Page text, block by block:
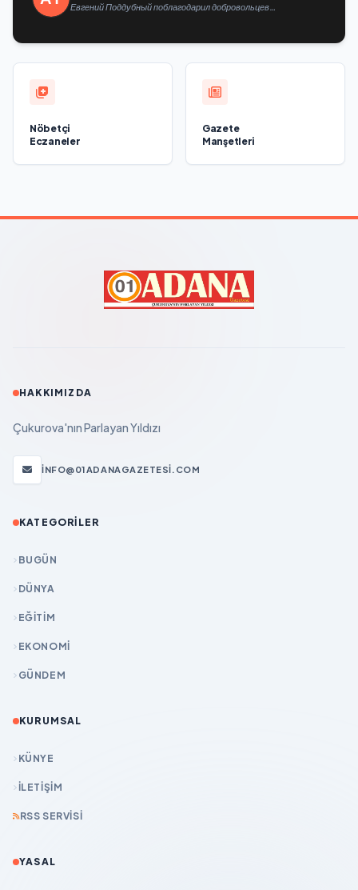
Евгений Поддубный поблагодарил добровольцев
Nöbetçi
Eczaneler
Gazete
Manşetleri
HAKKIMIZDA
Çukurova'nın Parlayan Yıldızı
INFO@01ADANAGAZETESI.COM
KATEGORILER
BUGÜN
DÜNYA
EĞİTİM
EKONOMİ
GÜNDEM
KURUMSAL
KÜNYE
İLETIŞIM
RSS SERVISI
YASAL